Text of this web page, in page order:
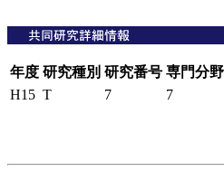
年度 研究種別 研究番号 専門分野
H15 T 7 7